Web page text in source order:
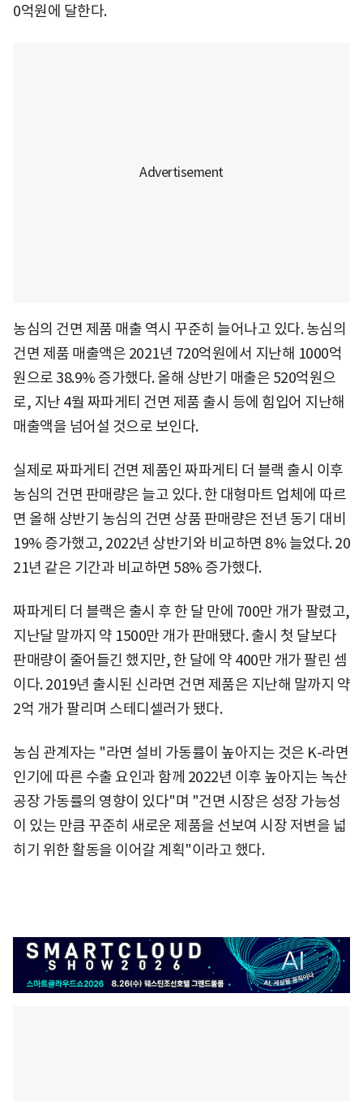
0억원에 달한다.
농심의 건면 제품 매출 역시 꾸준히 늘어나고 있다. 농심의
건면 제품 매출액은 2021년 720억원에서 지난해 1000억
원으로 38.9% 증가했다. 올해 상반기 매출은 520억원으
로, 지난 4월 짜파게티 건면 제품 출시 등에 힘입어 지난해
매출액을 넘어설 것으로 보인다.
실제로 짜파게티 건면 제품인 짜파게티 더 블랙 출시 이후
농심의 건면 판매량은 늘고 있다. 한 대형마트 업체에 따르
면 올해 상반기 농심의 건면 상품 판매량은 전년 동기 대비
19% 증가했고, 2022년 상반기와 비교하면 8% 늘었다. 20
21년 같은 기간과 비교하면 58% 증가했다.
짜파게티 더 블랙은 출시 후 한 달 만에 700만 개가 팔렸고,
지난달 말까지 약 1500만 개가 판매됐다. 출시 첫 달보다
판매량이 줄어들긴 했지만, 한 달에 약 400만 개가 팔린 셈
이다. 2019년 출시된 신라면 건면 제품은 지난해 말까지 약
2억 개가 팔리며 스테디셀러가 됐다.
농심 관계자는 "라면 설비 가동률이 높아지는 것은 K-라면
인기에 따른 수출 요인과 함께 2022년 이후 높아지는 녹산
공장 가동률의 영향이 있다"며 "건면 시장은 성장 가능성
이 있는 만큼 꾸준히 새로운 제품을 선보여 시장 저변을 넓
히기 위한 활동을 이어갈 계획"이라고 했다.